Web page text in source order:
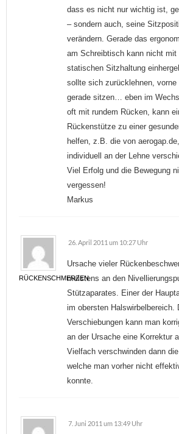
dass es nicht nur wichtig ist,
– sondern auch, seine
verändern. Gerade das
am Schreibtisch kann nicht mit
statischen Sitzhaltung
sollte sich zurücklehnen, vorne
gerade sitzen… eben im
oft mit rundem Rücken, kann
Rückenstütze zu einer
helfen, z.B. die von
individuell an der Lehne
Viel Erfolg und die Bewegung
vergessen!
Markus
RÜCKENSCHMERZEN
26. April 2011 um 10:27 Uhr
Ursache vieler
meistens an den
Stützaparates. Einer der
im obersten Halswirbelbereich.
Verschiebungen kann man
an der Ursache eine Korrektur
Vielfach verschwinden dann
welche man vorher nicht
konnte.
7. Juni 2011 um 13:49 Uhr